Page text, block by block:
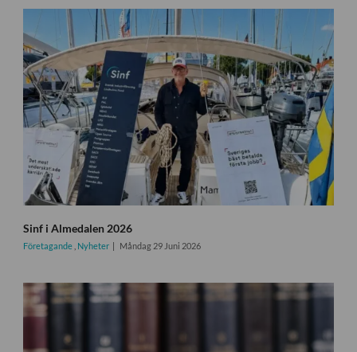
Sinf i Almedalen 2026
Företagande Nyheter Måndag 29 Juni 2026